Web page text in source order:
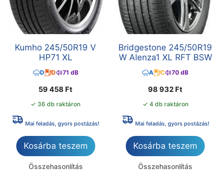
Kumho 245/50R19 V
HP71 XL
D D 71 dB
59 458 Ft
✓ 36 db raktáron
Mai feladás, gyors postázás!
Kosárba teszem
Összehasonlítás
Bridgestone 245/50R19
W Alenza1 XL RFT BSW
A C 70 dB
98 932 Ft
✓ 4 db raktáron
Mai feladás, gyors postázás!
Kosárba teszem
Összehasonlítás